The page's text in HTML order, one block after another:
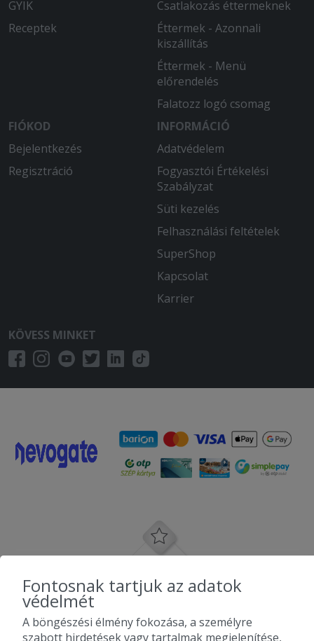
GYIK
Receptek
Csatlakozás éttermeknek
Éttermek - Azonnali
kiszállítás
Éttermek - Menü
előrendelés
Falatozz logó csomag
FIÓKOD
Bejelentkezés
Regisztráció
INFORMÁCIÓ
Adatvédelem
Fogyasztói Értékelési
Szabályzat
Süti kezelés
Felhasználási feltételek
SuperShop
Kapcsolat
Karrier
KÖVESS MINKET
Fontosnak tartjuk az adatok
védelmét
A böngészési élmény fokozása, a személyre
szabott hirdetések vagy tartalmak megjelenítése,